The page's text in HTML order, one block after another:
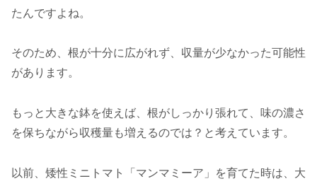
たんですよね。
そのため、根が十分に広がれず、収量が少なかった可能性
があります。
もっと大きな鉢を使えば、根がしっかり張れて、味の濃さ
を保ちながら収穫量も増えるのでは？と考えています。
以前、矮性ミニトマト「マンマミーア」を育てた時は、大